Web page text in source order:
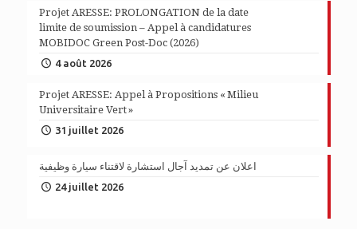
Projet ARESSE: PROLONGATION de la date
limite de soumission – Appel à candidatures
MOBIDOC Green Post-Doc (2026)
4 août 2026
Projet ARESSE: Appel à Propositions « Milieu
Universitaire Vert »
31 juillet 2026
اعلان عن تمديد آجال استشارة لاقتناء سيارة وظيفية
24 juillet 2026